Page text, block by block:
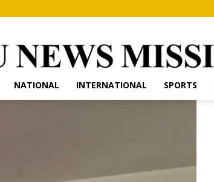
NATIONAL INTERNATIONAL SPORTS